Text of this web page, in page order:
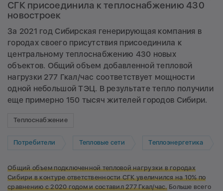
СГК присоединила к теплоснабжению 430
новостроек
За 2021 год Сибирская генерирующая компания в
городах своего присутствия присоединила к
центральному теплоснабжению 430 новых
объектов. Общий объем добавленной тепловой
нагрузки 277 Гкал/час соответствует мощности
одной небольшой ТЭЦ. В результате тепло получили
еще примерно 150 тысяч жителей городов Сибири.
Теплоснабжение
Потребители Тепловые сети Теплоэнергетика
Общий объем подключенной тепловой нагрузки в городах
Сибири в контуре ответственности СГК увеличился на 10% по
сравнению с 2020 годом и составил 277 Гкал/час.Больше всего